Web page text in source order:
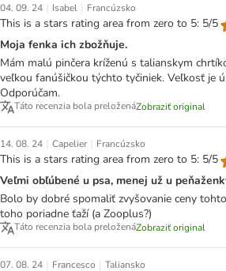
04. 09. 24 | Isabel | Francúzsko
This is a stars rating area from zero to 5: 5/5
Moja fenka ich zbožňuje.
Mám malú pinčera kríženú s talianskym
veľkou fanúšičkou týchto tyčiniek. Veľkosť je
Odporúčam.
Táto recenzia bola preloženáZobraziť original
14. 08. 24 | Capelier | Francúzsko
This is a stars rating area from zero to 5: 5/5
Veľmi obľúbené u psa, menej už u
Bolo by dobré spomaliť zvyšovanie ceny
toho poriadne ťaží (a Zooplus?)
Táto recenzia bola preloženáZobraziť original
07. 08. 24 | Francesco | Taliansko